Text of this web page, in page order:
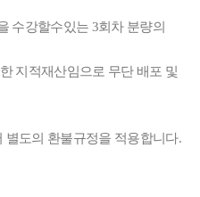
수강할수있는 3회차 분량의
지적재산임으로 무단 배포 및
도의 환불규정을 적용합니다.